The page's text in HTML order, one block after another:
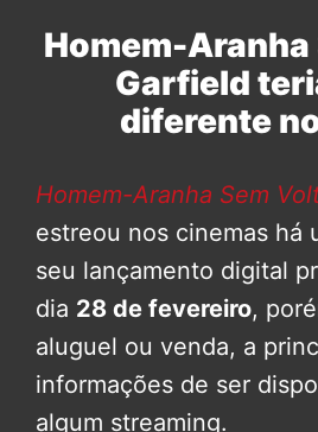
Homem-
Garfield
diferente
Homem-Aranha Sem
estreou nos cinemas há
seu lançamento digital
dia 28 de fevereiro,
aluguel ou venda, a
informações de ser
algum streaming.